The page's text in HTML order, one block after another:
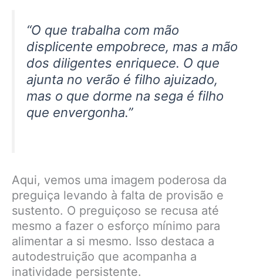
“O que trabalha com mão
displicente empobrece, mas a mão
dos diligentes enriquece. O que
ajunta no verão é filho ajuizado,
mas o que dorme na sega é filho
que envergonha.”
Aqui, vemos uma imagem poderosa da
preguiça levando à falta de provisão e
sustento. O preguiçoso se recusa até
mesmo a fazer o esforço mínimo para
alimentar a si mesmo. Isso destaca a
autodestruição que acompanha a
inatividade persistente.